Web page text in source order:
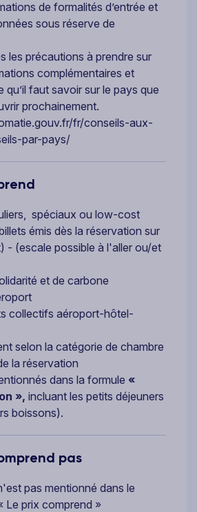
de formalités d’entrée et
sous réserve de
les précautions à prendre sur
complémentaires et
faut savoir sur le pays que
prochainement.
fr/conseils-aux-
par-pays/
spéciaux ou low-cost
émis dès la réservation sur
- (escale possible à l'aller ou/et
et de carbone
collectifs aéroport-hôtel-
selon la catégorie de chambre
la réservation
dans la formule «
», incluant les petits déjeuners
boissons).
pas
pas mentionné dans le
Le prix comprend »